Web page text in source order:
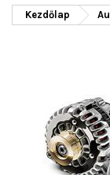
Kezdőlap